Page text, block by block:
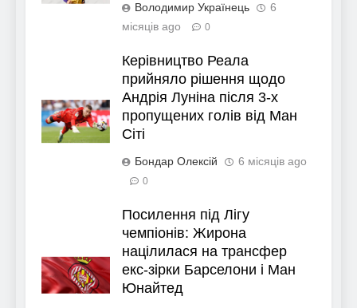
Володимир Українець
6
місяців ago
0
Керівництво Реала
прийняло рішення щодо
Андрія Луніна після 3-х
пропущених голів від Ман
Сіті
Бондар Олексій 6 місяців ago
0
Посилення під Лігу
чемпіонів: Жирона
націлилася на трансфер
екс-зірки Барселони і Ман
Юнайтед